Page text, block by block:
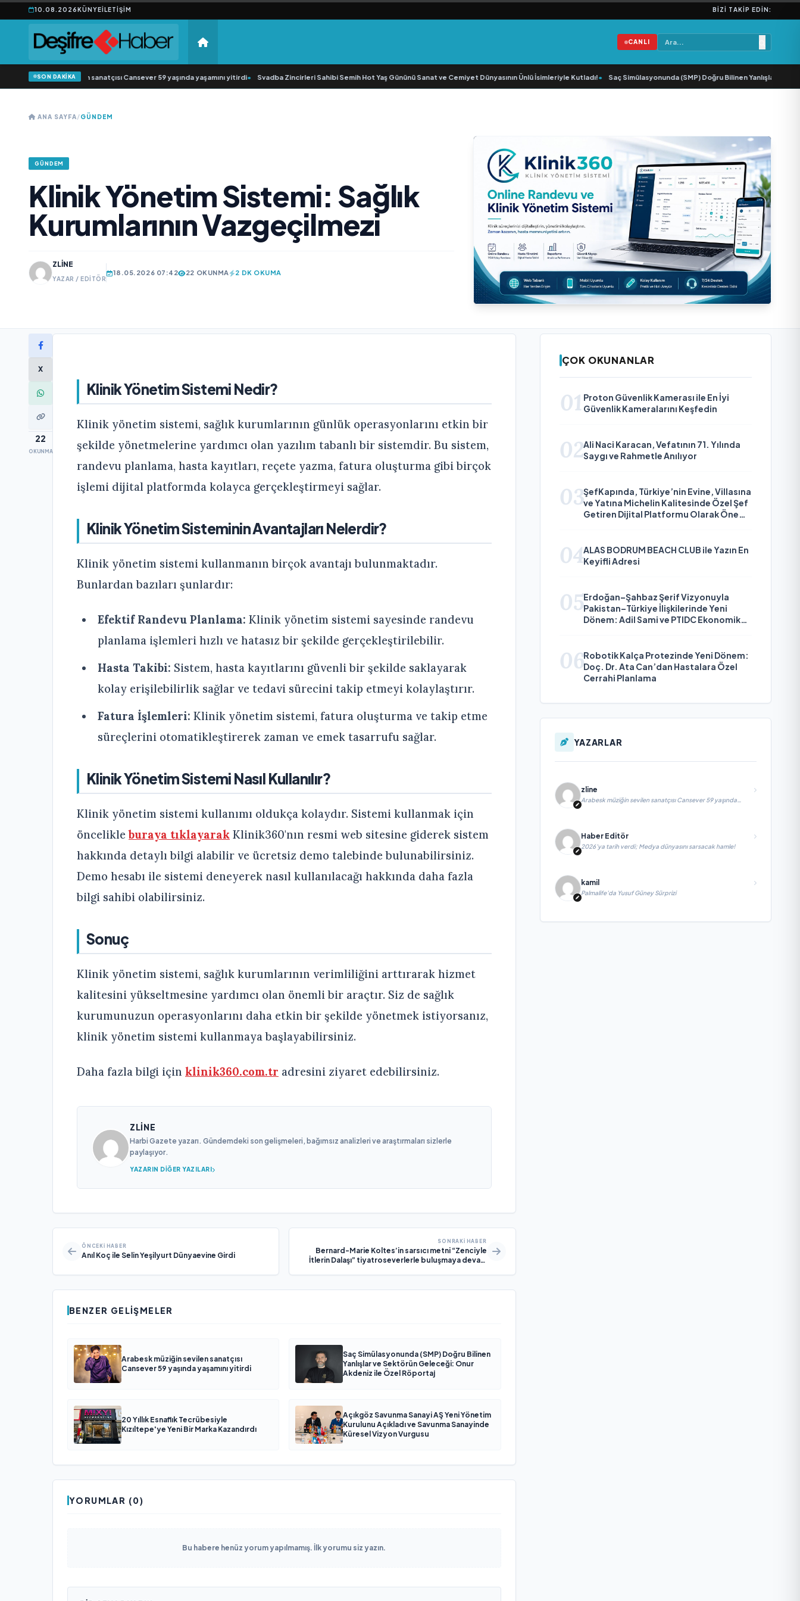
10.08.2026KÜNYEİLETIŞIM BIZI TAKIP EDIN:
CANLI
SON DAKİKA
müziğin sevilen sanatçısı Cansever 59 yaşında yaşamını yitirdi• Svadba Zincirleri Sahibi Semih Hot Yaş Gününü Sanat ve Cemiyet Dünyasının Ünlü İsimleriyle Kutladı!• Saç Simülasyonunda (SMP) Doğru Bilinen Yanlışlar ve
ANA SAYFA/GÜNDEM
GÜNDEM
Klinik Yönetim Sistemi: Sağlık
Kurumlarının Vazgeçilmezi
ZLINE
YAZAR / EDITÖR
18.05.2026 07:42 22 OKUNMA 2 DK OKUMA
X
22
OKUNMA
Klinik Yönetim Sistemi Nedir?
Klinik yönetim sistemi, sağlık kurumlarının günlük operasyonlarını etkin bir
şekilde yönetmelerine yardımcı olan yazılım tabanlı bir sistemdir. Bu sistem,
randevu planlama, hasta kayıtları, reçete yazma, fatura oluşturma gibi birçok
işlemi dijital platformda kolayca gerçekleştirmeyi sağlar.
Klinik Yönetim Sisteminin Avantajları Nelerdir?
Klinik yönetim sistemi kullanmanın birçok avantajı bulunmaktadır.
Bunlardan bazıları şunlardır:
Efektif Randevu Planlama: Klinik yönetim sistemi sayesinde randevu
planlama işlemleri hızlı ve hatasız bir şekilde gerçekleştirilebilir.
Hasta Takibi: Sistem, hasta kayıtlarını güvenli bir şekilde saklayarak
kolay erişilebilirlik sağlar ve tedavi sürecini takip etmeyi kolaylaştırır.
Fatura İşlemleri: Klinik yönetim sistemi, fatura oluşturma ve takip etme
süreçlerini otomatikleştirerek zaman ve emek tasarrufu sağlar.
Klinik Yönetim Sistemi Nasıl Kullanılır?
Klinik yönetim sistemi kullanımı oldukça kolaydır. Sistemi kullanmak için
öncelikleburaya tıklayarak Klinik360'nın resmi web sitesine giderek sistem
hakkında detaylı bilgi alabilir ve ücretsiz demo talebinde bulunabilirsiniz.
Demo hesabı ile sistemi deneyerek nasıl kullanılacağı hakkında daha fazla
bilgi sahibi olabilirsiniz.
Sonuç
Klinik yönetim sistemi, sağlık kurumlarının verimliliğini arttırarak hizmet
kalitesini yükseltmesine yardımcı olan önemli bir araçtır. Siz de sağlık
kurumunuzun operasyonlarını daha etkin bir şekilde yönetmek istiyorsanız,
klinik yönetim sistemi kullanmaya başlayabilirsiniz.
Daha fazla bilgi için klinik360.com.tr adresini ziyaret edebilirsiniz.
ZLINE
Harbi Gazete yazarı. Gündemdeki son gelişmeleri, bağımsız analizleri ve araştırmaları sizlerle
paylaşıyor.
YAZARIN DIĞER YAZILARI
ÖNCEKI HABER
Anıl Koç ile Selin Yeşilyurt Dünyaevine Girdi
SONRAKI HABER
Bernard-Marie Koltes’in sarsıcı metni “Zenciyle
İtlerin Dalaşı” tiyatroseverlerle buluşmaya devam
BENZER GELIŞMELER
Arabesk müziğin sevilen sanatçısı
Cansever 59 yaşında yaşamını yitirdi
Saç Simülasyonunda (SMP) Doğru Bilinen
Yanlışlar ve Sektörün Geleceği: Onur
Akdeniz ile Özel Röportaj
20 Yıllık Esnaflık Tecrübesiyle
Kızıltepe'ye Yeni Bir Marka Kazandırdı
Açıkgöz Savunma Sanayi AŞ Yeni Yönetim
Kurulunu Açıkladı ve Savunma Sanayinde
Küresel Vizyon Vurgusu
YORUMLAR (0)
Bu habere henüz yorum yapılmamış. İlk yorumu siz yazın.
ÇOK OKUNANLAR
01 Proton Güvenlik Kamerası ile En İyi
Güvenlik Kameralarını Keşfedin
02Ali Naci Karacan, Vefatının 71. Yılında
Saygı ve Rahmetle Anılıyor
03ŞefKapında, Türkiye’nin Evine, Villasına
ve Yatına Michelin Kalitesinde Özel Şef
Getiren Dijital Platformu Olarak Öne
04ALAS BODRUM BEACH CLUB ile Yazın En
Keyifli Adresi
05Erdoğan–Şahbaz Şerif Vizyonuyla
Pakistan–Türkiye İlişkilerinde Yeni
Dönem: Adil Sami ve PTIDC Ekonomik
06Robotik Kalça Protezinde Yeni Dönem:
Doç. Dr. Ata Can’dan Hastalara Özel
Cerrahi Planlama
YAZARLAR
zline
Arabesk müziğin sevilen sanatçısı Cansever 59 yaşında
yaşamını yitirdi
Haber Editör
2026’ya tarih verdi; Medya dünyasını sarsacak hamle!
kamil
Palmalife’da Yusuf Güney Sürprizi